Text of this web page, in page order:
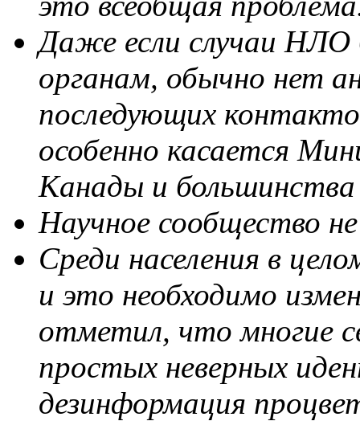
Даже если случаи
органам, обычно нет
последующих
особенно касается
Канады и
Научное сообщество
Среди населения в
и это необходимо
отметил, что многие
простых неверных
дезинформация